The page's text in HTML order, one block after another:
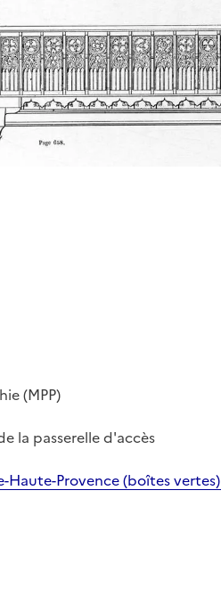
(MPP)
la passerelle d'accès
Haute-Provence (boîtes vertes)